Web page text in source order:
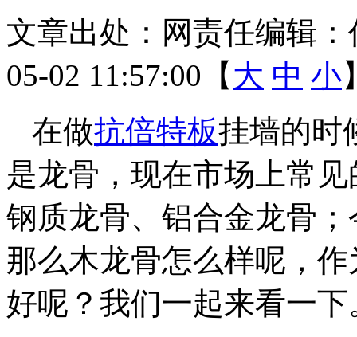
文章出处： 网责任编辑：
05-02 11:57:00【 大 中 小
在做抗倍特板挂墙的时
是龙骨，现在市场上常
钢质龙骨、铝合金龙骨
那么木龙骨怎么样呢，
好呢？我们一起来看一下